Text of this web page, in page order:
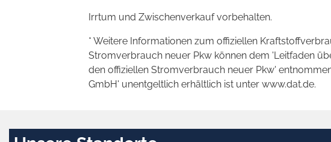
Irrtum und Zwischenverkauf vorbehalten.
* Weitere Informationen zum offiziellen
Stromverbrauch neuer Pkw können dem 'Leitfaden
den offiziellen Stromverbrauch neuer Pkw'
GmbH' unentgeltlich erhältlich ist unter www.dat.de.